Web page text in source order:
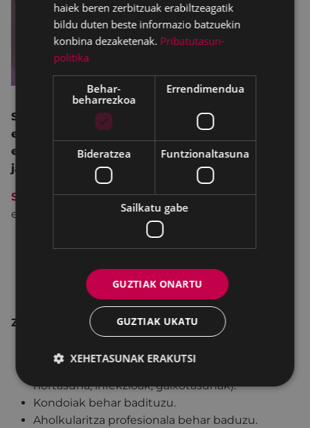
SexuBizi-Gune Morea, sexu aholkularitza eta
eraso matxisten aurkako babes gunea
eskaintzen duen gune mugikorra, San Juan
jaietan ere egongo da aurten Untzaga Plazan.
SexuBizi- Gune Morea,ondorengo ordutegian
egongo da martxan Untzaga Plazan.
Ekainak 21, gaueko 12etatik 03:00etara.
Ekainak 23, gaueko 12etatik 03:00etara.
Ekainak 24, gaueko 12etatik 03:00etara.
Zergatik gerturatu gunera?
Sexualitateari buruzko
baduzu (erotika, plazera, mitoak, orientazioa,
nortasuna, infekzioak, gaixotasunak).
Kondoiak behar badituzu.
Aholkularitza profesionala behar baduzu.
haiek beren zerbitzuak erabiltzeagatik
bildu duten beste informazio batzuekin
konbina dezaketenak. Pribatutasun-
politika
Behar-
beharrezkoa
Errendimendua
Bideratzea Funtzionaltasuna
Sailkatu gabe
GUZTIAK ONARTU
GUZTIAK UKATU
XEHETASUNAK ERAKUTSI